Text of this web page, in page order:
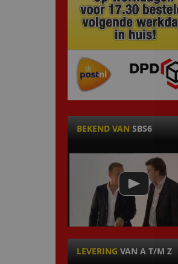
BEKEND VAN SBS6
LEVERING VAN A T/M Z